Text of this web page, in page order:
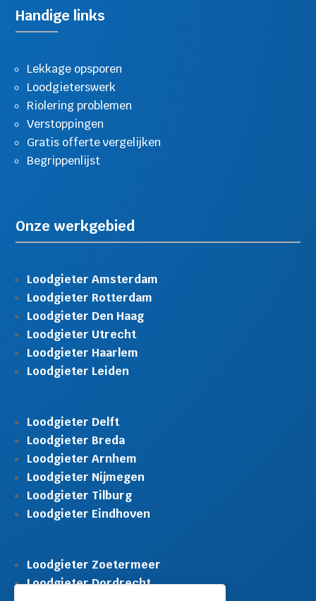
Handige links
Lekkage opsporen
Loodgieterswerk
Riolering problemen
Verstoppingen
Gratis offerte vergelijken
Begrippenlijst
Onze werkgebied
Loodgieter Amsterdam
Loodgieter Rotterdam
Loodgieter Den Haag
Loodgieter Utrecht
Loodgieter Haarlem
Loodgieter Leiden
Loodgieter Delft
Loodgieter Breda
Loodgieter Arnhem
Loodgieter Nijmegen
Loodgieter Tilburg
Loodgieter Eindhoven
Loodgieter Zoetermeer
Loodgieter Dordrecht